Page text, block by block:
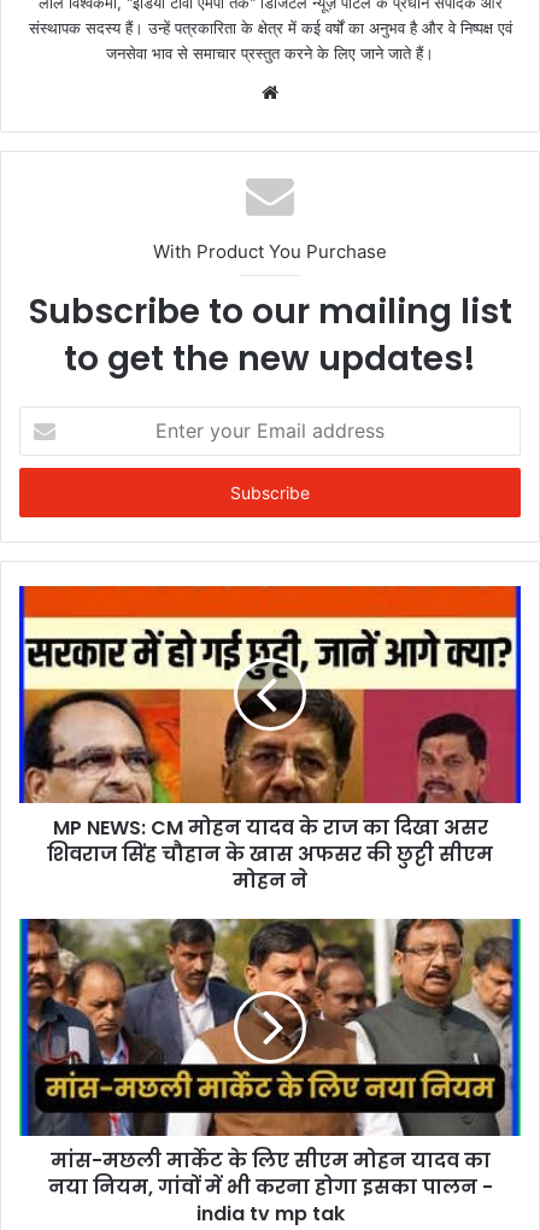
संस्थापक सदस्य हैं। उन्हें पत्रकारिता के क्षेत्र में कई वर्षों का अनुभव है और वे निष्पक्ष एवं
जनसेवा भाव से समाचार प्रस्तुत करने के लिए जाने जाते हैं।
With Product You Purchase
Subscribe to our mailing list
to get the new updates!
your
Email
MP NEWS: CM मोहन यादव के राज का दिखा असर
शिवराज सिंह चौहान के खास अफसर की छुट्टी सीएम
मोहन ने
मांस-मछली मार्केट के लिए सीएम मोहन यादव का
नया नियम, गांवों में भी करना होगा इसका पालन -
india tv mp tak